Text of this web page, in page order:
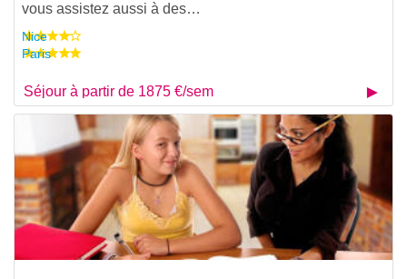
vous assistez aussi à des…
Nice
Paris
Séjour à partir de 1875 €/sem